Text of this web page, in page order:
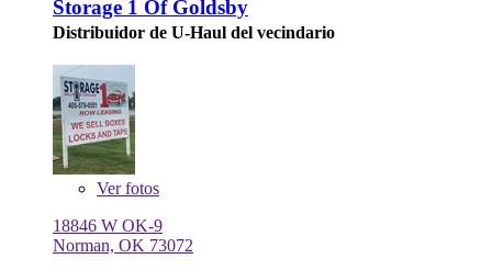
Storage 1 Of Goldsby
Distribuidor de U-Haul del vecindario
Verfotos
18846 W OK-9
Norman, OK 73072